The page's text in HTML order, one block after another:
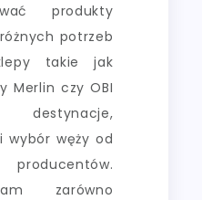
produkty
potrzeb
takie jak
Merlin czy OBI
destynacje,
wybór węży od
zarówno